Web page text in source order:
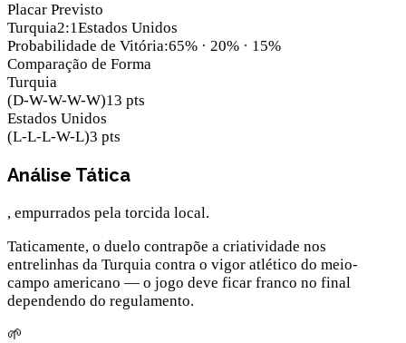
Placar Previsto
Turquia2:1Estados Unidos
Probabilidade de Vitória:65% · 20% · 15%
Comparação de Forma
Turquia
(D-W-W-W-W)13 pts
Estados Unidos
(L-L-L-W-L)3 pts
Análise Tática
, empurrados pela torcida local.
Taticamente, o duelo contrapõe a criatividade nos
entrelinhas da Turquia contra o vigor atlético do meio-
campo americano — o jogo deve ficar franco no final
dependendo do regulamento.
🌱